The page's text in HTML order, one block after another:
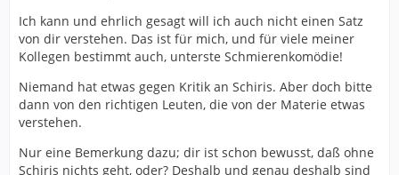
Ich kann und ehrlich gesagt will ich auch nicht einen Satz
von dir verstehen. Das ist für mich, und für viele meiner
Kollegen bestimmt auch, unterste Schmierenkomödie!
Niemand hat etwas gegen Kritik an Schiris. Aber doch bitte
dann von den richtigen Leuten, die von der Materie etwas
verstehen.
Nur eine Bemerkung dazu; dir ist schon bewusst, daß ohne
Schiris nichts geht, oder? Deshalb und genau deshalb sind